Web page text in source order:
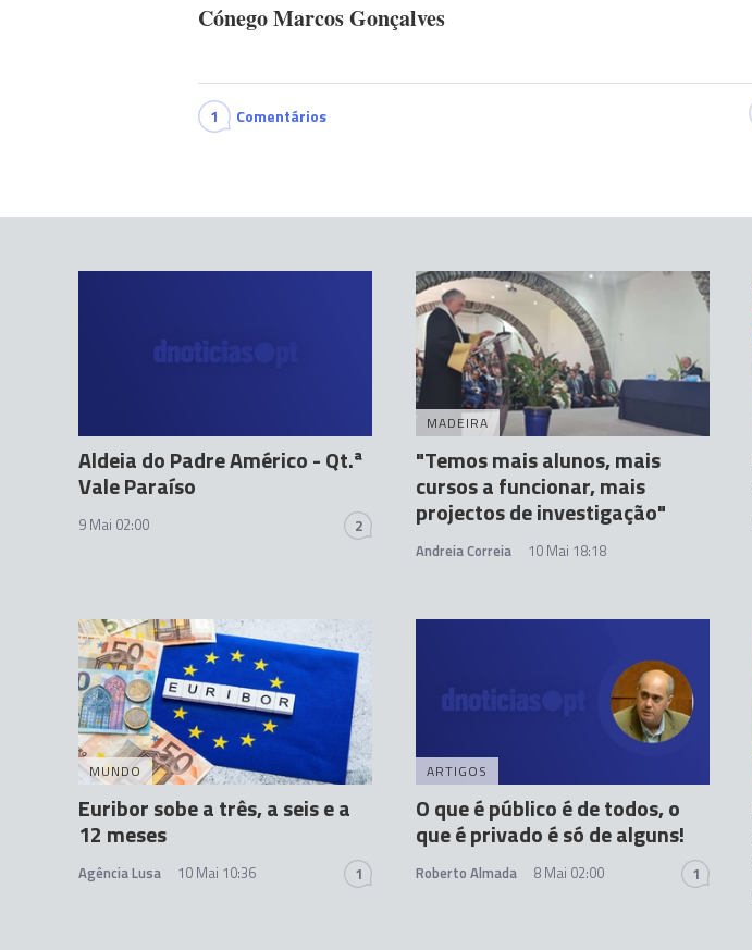
Cónego Marcos Gonçalves
1 Comentários
Aldeia do Padre Américo - Qt.ª
Vale Paraíso
9 Mai 02:00 2
MADEIRA
"Temos mais alunos, mais
cursos a funcionar, mais
projectos de investigação"
Andreia Correia 10 Mai 18:18
MUNDO
Euribor sobe a três, a seis e a
12 meses
Agência Lusa 10 Mai 10:36 1
ARTIGOS
O que é público é de todos, o
que é privado é só de alguns!
Roberto Almada 8 Mai 02:00 1